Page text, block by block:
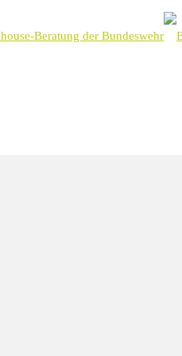
auch in deren